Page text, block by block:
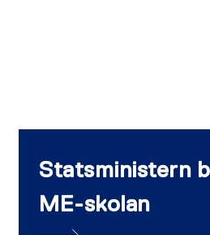
Statsministern
ME-skolan